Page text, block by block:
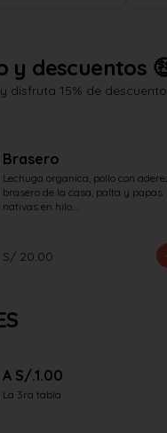
y descuentos
disfruta 15% de
Brasero
Lechuga organica, pollo con
brasero de la casa, palta y papas
nativas en hilo.
S/ 20.00
A S/.1.00
La 3ra tabla